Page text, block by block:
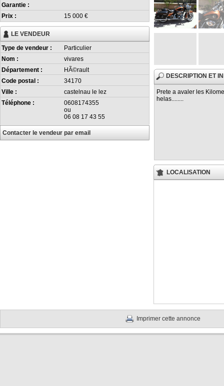
Garantie :
Prix :
15 000 €
LE VENDEUR
Type de vendeur :
Particulier
Nom :
vivares
Département :
HÃ©rault
Code postal :
34170
Ville :
castelnau le lez
Téléphone :
0608174355
ou
06 08 17 43 55
Contacter le vendeur par email
DESCRIPTION ET
Prete a avaler les
helas........
LOCALISATION
Imprimer cette annonce